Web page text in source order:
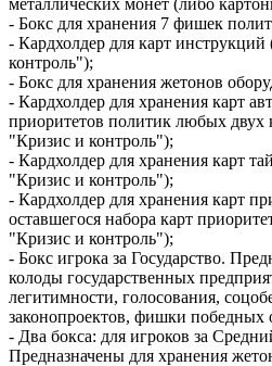
металлических монет (либо
- Бокс для хранения 7 фишек
- Кардхолдер для карт
контроль");
- Бокс для хранения жетонов
- Кардхолдер для хранения карт
приоритетов политик любых двух
"Кризис и контроль");
- Кардхолдер для хранения карт
"Кризис и контроль");
- Кардхолдер для хранения карт
оставшегося набора карт
"Кризис и контроль");
- Бокс игрока за Государство.
колоды государственных
легитимности, голосования,
законопроектов, фишки победных
- Два бокса: для игроков за
Предназначены для хранения